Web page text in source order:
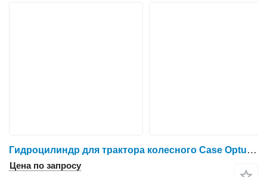
Гидроцилиндр для трактора колесного Case Optum 300
Цена по запросу